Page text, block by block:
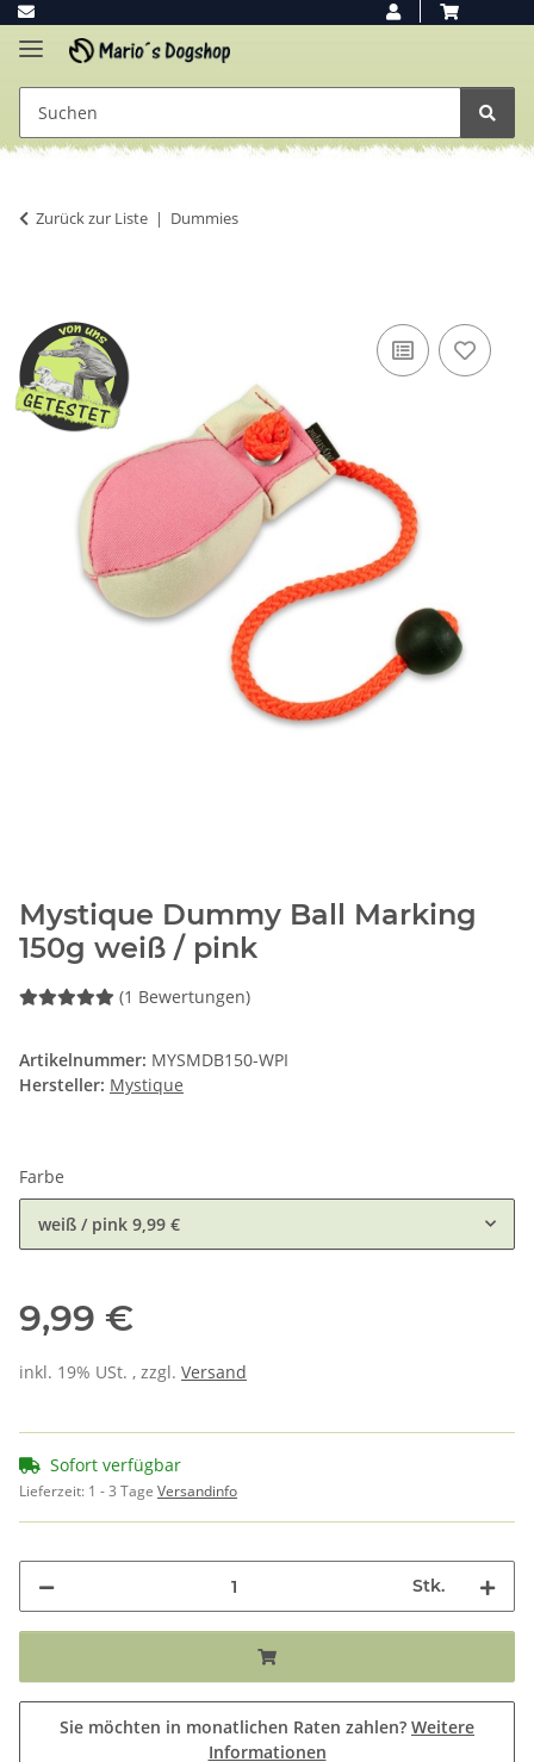
Zurück zur Liste Dummies
Mystique Dummy Ball Marking
150g weiß / pink
(1 Bewertungen)
Artikelnummer: MYSMDB150-WPI
Hersteller: Mystique
Farbe
weiß / pink 9,99 €
9,99 €
inkl. 19% USt. , zzgl. Versand
Sofort verfügbar
Lieferzeit: 1 - 3 Tage Versandinfo
Stk.
Sie möchten in monatlichen Raten zahlen? Weitere
Informationen